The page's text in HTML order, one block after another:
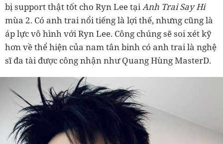
bị support thật tốt cho Ryn Lee tạiAnh Trai Say Hi
mùa 2. Có anh trai nổi tiếng là lợi thế, nhưng cũng là
áp lực vô hình với Ryn Lee. Công chúng sẽ soi xét kỹ
hơn về thể hiện của nam tân binh có anh trai là nghệ
sĩ đa tài được công nhận như Quang Hùng MasterD.